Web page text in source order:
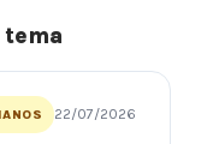
22/07/2026